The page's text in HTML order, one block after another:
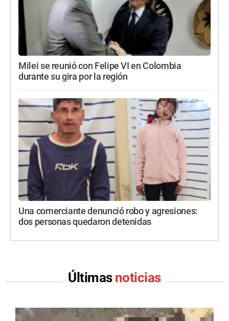
Milei se reunió con Felipe VI en Colombia
durante su gira por la región
Una comerciante denunció robo y agresiones:
dos personas quedaron detenidas
Últimas noticias